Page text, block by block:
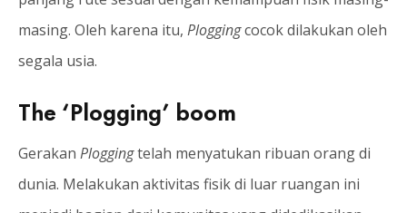
masing. Oleh karena itu, Ploggingcocok dilakukan oleh
segala usia.
The ‘Plogging’ boom
Gerakan Ploggingtelah menyatukan ribuan orang di
dunia. Melakukan aktivitas fisik di luar ruangan ini